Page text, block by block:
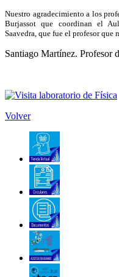
Nuestro agradecimiento a los
Burjassot que coordinan el
Saavedra, que fue el profesor que
Santiago Martínez. Profesor
Volver